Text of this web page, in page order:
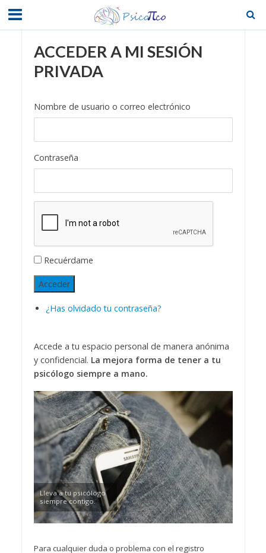
ACCEDER A MI SESIÓN
PRIVADA
Nombre de usuario o correo electrónico
Contraseña
Recuérdame
Acceder
¿Has olvidado tu contraseña?
Accede a tu espacio personal de manera anónima
y confidencial. La mejora forma de tener a tu
psicólogo siempre a mano.
Lleva a tu psicólogo
siempre contigo.
Para cualquier duda o problema con el registro